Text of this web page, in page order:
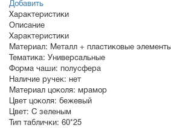
Добавить
Характеристики
Описание
Характеристики
Материал: Металл + пластиковые элементы
Тематика: Универсальные
Форма чаши: полусфера
Наличие ручек: нет
Материал цоколя: мрамор
Цвет цоколя: бежевый
Цвет: С зеленым
Тип таблички: 60*25